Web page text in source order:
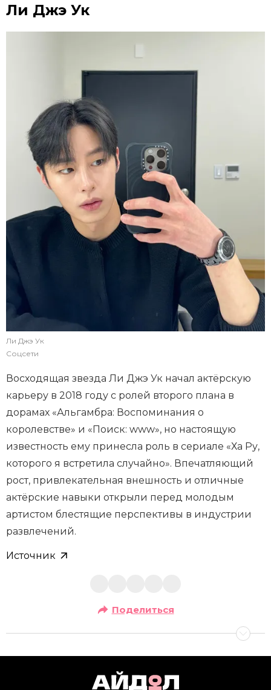
Ли Джэ Ук
Ли Джэ Ук
Соцсети
Восходящая звезда Ли Джэ Ук начал актёрскую
карьеру в 2018 году с ролей второго плана в
дорамах «Альгамбра: Воспоминания о
королевстве» и «Поиск: www», но настоящую
известность ему принесла роль в сериале «Ха Ру,
которого я встретила случайно». Впечатляющий
рост, привлекательная внешность и отличные
актёрские навыки открыли перед молодым
артистом блестящие перспективы в индустрии
развлечений.
Источник
Поделиться